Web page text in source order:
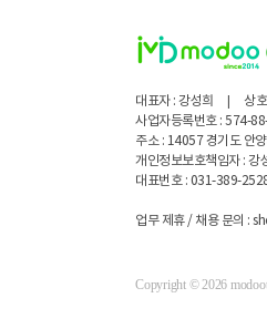
대표자 : 강성희
상
사업자등록번호 : 574-
주소 : 14057 경기도 안
개인정보보호책임자 : 강
대표번호 : 031-389-
업무 제휴 / 채용 문의 :
Copyright © 2026